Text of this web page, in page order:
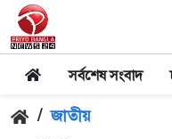
সর্বশেষ সংবাদ
/ জাতীয়